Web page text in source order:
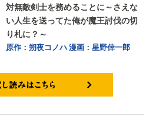
対無敵剣士を務めることに～さえな
い人生を送ってた俺が魔王討伐の切
り札に？～
原作：朔夜コノハ漫画：星野倖一郎